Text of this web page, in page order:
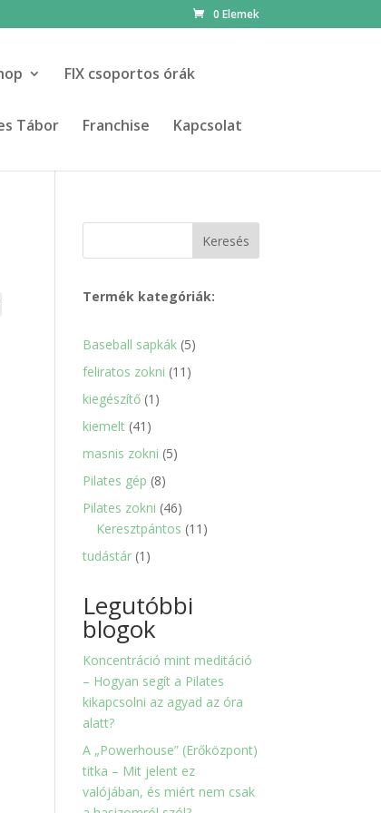
0 Elemek
FIX csoportos órák
Tábor Franchise Kapcsolat
Keresés
Termék kategóriák:
Baseball sapkák 55
feliratos zokni 11 11
kiegészítő 1 1
kiemelt 41 41
termék
masnis zokni 55
Pilates gép 88
termék
Pilates zokni 4646
termék
Keresztpántos 11 11
tudástár 1 1
Legutóbbi
blogok
Koncentráció mint meditáció
– Hogyan segít a Pilates
kikapcsolni az agyad az óra
alatt?
A „Powerhouse” (Erőközpont)
titka – Mit jelent ez
valójában, és miért nem csak